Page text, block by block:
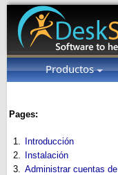
Productos
Pages:
1.
Introducción
2.
Instalación
3. Administrar cuentas de